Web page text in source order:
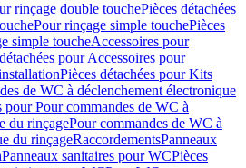
rinçage double touchePièces détachées
Pour rinçage simple touchePièces
simple toucheAccessoires pour
pour Accessoires pour
Pièces détachées pour Kits
de WC à déclenchement électronique
pour Pour commandes de WC à
du rinçagePour commandes de WC à
du rinçageRaccordementsPanneaux
Panneaux sanitaires pour WCPièces